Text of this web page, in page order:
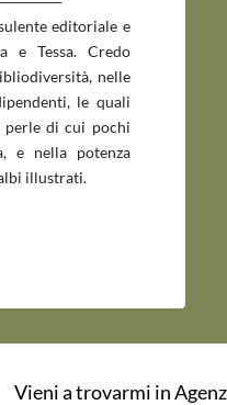
editoriale e
e Tessa. Credo
nelle
le quali
perle di cui pochi
e nella potenza
illustrati.
Vieni a trovarmi in